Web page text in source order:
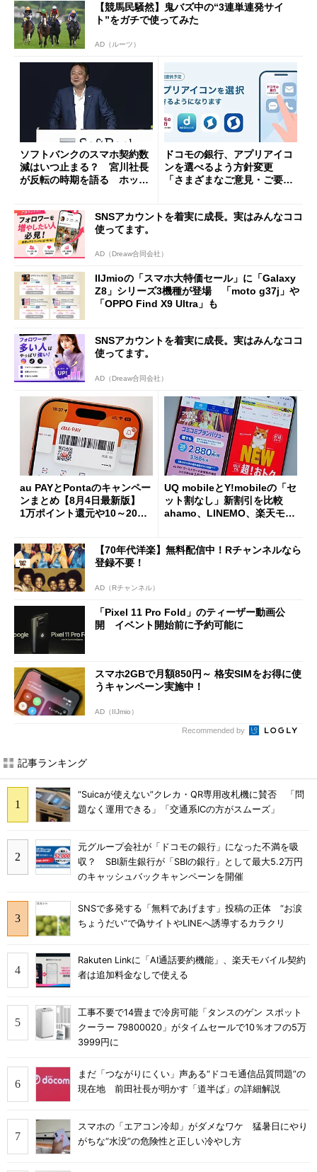
【競馬民騒然】鬼バズ中の“3連単連発サイ
ト”をガチで使ってみた
AD（ルーツ）
ソフトバンクのスマホ契約数
減はいつ止まる？ 宮川社長
が反転の時期を語る ホッピ
ドコモの銀行、アプリアイコ
ンを選べるよう方針変更
「さまざまなご意見・ご要望
SNSアカウントを着実に成長。実はみんなココ
使ってます。
AD（Dreaw合同会社）
IIJmioの「スマホ大特価セール」に「Galaxy
Z8」シリーズ3機種が登場 「moto g37j」や
「OPPO Find X9 Ultra」も
SNSアカウントを着実に成長。実はみんなココ
使ってます。
AD（Dreaw合同会社）
au PAYとPontaのキャンペー
ンまとめ【8月4日最新版】
1万ポイント還元や10～20％
UQ mobileとY!mobileの「セ
ット割なし」新割引を比較
ahamo、LINEMO、楽天モバ
【70年代洋楽】無料配信中！Rチャンネルなら
登録不要！
AD（Rチャンネル）
「Pixel 11 Pro Fold」のティーザー動画公
開 イベント開始前に予約可能に
スマホ2GBで月額850円～ 格安SIMをお得に使
うキャンペーン実施中！
AD（IIJmio）
Recommended by
記事ランキング
“Suicaが使えない”クレカ・QR専用改札機に賛否 「問
題なく運用できる」「交通系ICの方がスムーズ」
元グループ会社が「ドコモの銀行」になった不満を吸
収？ SBI新生銀行が「SBIの銀行」として最大5.2万円
のキャッシュバックキャンペーンを開催
SNSで多発する「無料であげます」投稿の正体 “お涙
ちょうだい”で偽サイトやLINEへ誘導するカラクリ
Rakuten Linkに「AI通話要約機能」、楽天モバイル契約
者は追加料金なしで使える
工事不要で14畳まで冷房可能「タンスのゲン スポット
クーラー 79800020」がタイムセールで10％オフの5万
3999円に
まだ「つながりにくい」声ある“ドコモ通信品質問題”の
現在地 前田社長が明かす「道半ば」の詳細解説
スマホの「エアコン冷却」がダメなワケ 猛暑日にやり
がちな“水没”の危険性と正しい冷やし方